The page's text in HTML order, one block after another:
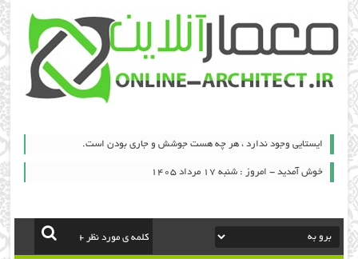
ایستایی وجود ندارد ، هر چه هست جوشش و جاری بودن است.
خوش آمدید - امروز : شنبه ۱۷ مرداد ۱۴۰۵